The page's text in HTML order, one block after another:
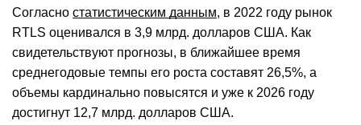
Согласно статистическим данным, в 2022 году рынок
RTLS оценивался в 3,9 млрд. долларов США. Как
свидетельствуют прогнозы, в ближайшее время
среднегодовые темпы его роста составят 26,5%, а
объемы кардинально повысятся и уже к 2026 году
достигнут 12,7 млрд. долларов США.